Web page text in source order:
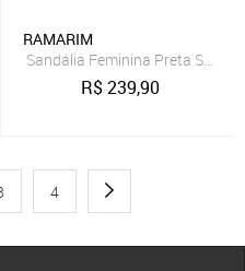
Ramarim 2531206-1
RAMARIM
Sandália Feminina Preta Salto
R$239,90
4